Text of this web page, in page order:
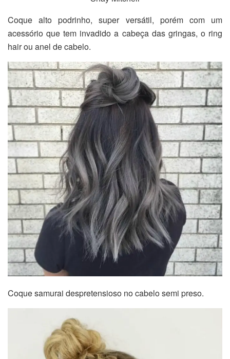
Coque alto podrinho, super versátil, porém com um
acessório que tem invadido a cabeça das gringas, o ring
hair ou anel de cabelo.
Coque samurai despretensioso no cabelo semi preso.